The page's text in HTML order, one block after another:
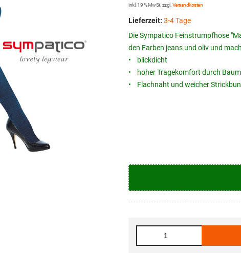
inkl. 19 % MwSt. zzgl. Versandkosten
Lieferzeit: 3-4 Tage
Die Sympatico Feinstrumpfhose
den Farben jeans und oliv und
• blickdicht
• hoher Tragekomfort durch
• Flachnaht und weicher
M